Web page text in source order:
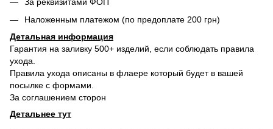
За реквизитами ФОП
Наложенным платежом (по предоплате 200 грн)
Детальная информация
Гарантия на заливку 500+ изделий, если соблюдать правила
ухода.
Правила ухода описаны в флаере который будет в вашей
посылке с формами.
За соглашением сторон
Детальнее тут